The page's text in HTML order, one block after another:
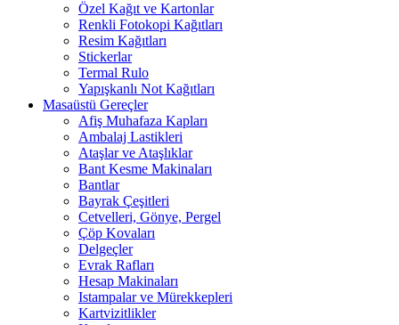
Özel Kağıt ve Kartonlar
Renkli Fotokopi Kağıtları
Resim Kağıtları
Stickerlar
Termal Rulo
Yapışkanlı Not Kağıtları
Masaüstü Gereçler
Afiş Muhafaza Kapları
Ambalaj Lastikleri
Ataşlar ve Ataşlıklar
Bant Kesme Makinaları
Bantlar
Bayrak Çeşitleri
Cetvelleri, Gönye, Pergel
Çöp Kovaları
Delgeçler
Evrak Rafları
Hesap Makinaları
Istampalar ve Mürekkepleri
Kartvizitlikler